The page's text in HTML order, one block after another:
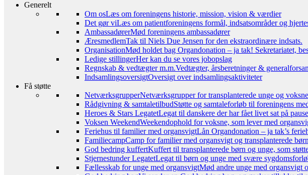
Generelt
Om osLæs om foreningens historie, mission, vision & værdier
Det gør viLæs om patientforeningens formål, indsatsområder og
AmbassadørerMød foreningens ambassadører
ÆresmedlemTak til Niels Due Jensen for den ekstraordinære indsats.
OrganisationMød holdet bag Organdonation – ja tak! Sekretariatet,
Ledige stillingerHer kan du se vores jobopslag
Regnskab & vedtægter m.m.Vedtægter, årsberetninger &
IndsamlingsoversigtOversigt over indsamlingsaktiviteter
Få støtte
NetværksgrupperNetværksgrupper for transplanterede unge og
Rådgivning & samtaletilbudStøtte og samtaleforløb til foreningens
Heroes & Stars LegatetLegat til danskere der har fået livet sat på
Voksen WeekendWeekendophold for voksne, som lever med
Feriehus til familier med organsvigtLån Organdonation – ja tak’s
FamiliecampCamp for familier med organsvigt og transplanterede
God bedring kuffertKuffert til transplanterede børn og unge, som
Stjernestunder LegatetLegat til børn og unge med svære
Fællesskab for unge med organsvigtMød andre unge med organsvigt